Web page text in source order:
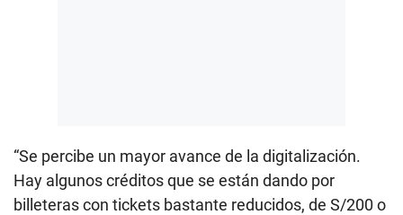
“Se percibe un mayor avance de la digitalización.
Hay algunos créditos que se están dando por
billeteras con tickets bastante reducidos, de S/200 o